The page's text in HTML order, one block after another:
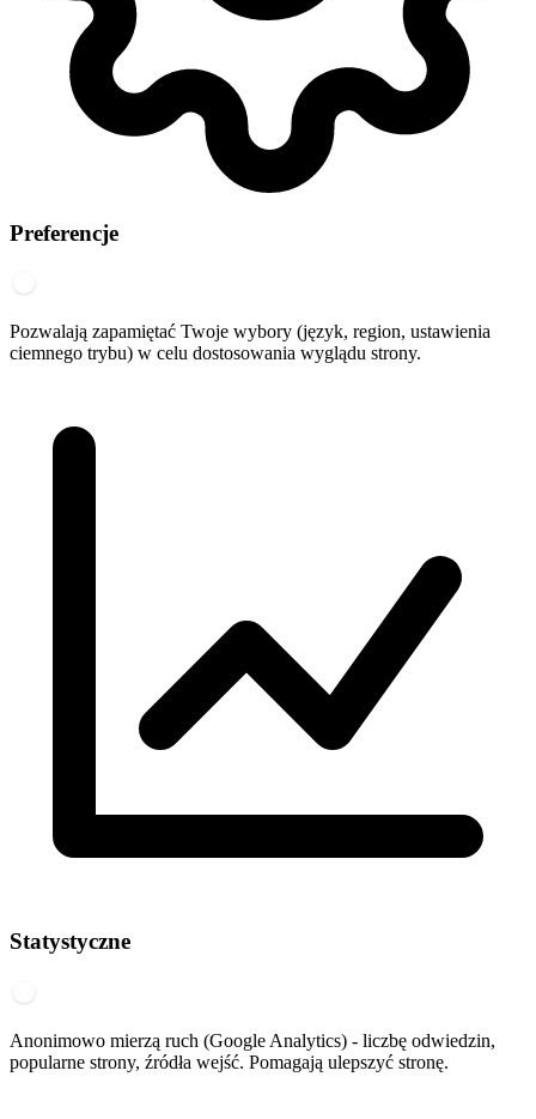
Preferencje
Pozwalają zapamiętać Twoje wybory (język, region, ustawienia
ciemnego trybu) w celu dostosowania wyglądu strony.
Statystyczne
Anonimowo mierzą ruch (Google Analytics) - liczbę odwiedzin,
popularne strony, źródła wejść. Pomagają ulepszyć stronę.